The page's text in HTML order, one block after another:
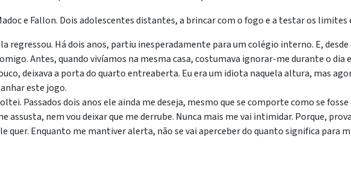
e Fallon. Dois adolescentes distantes, a brincar com o fogo e a testar os
regressou. Há dois anos, partiu inesperadamente para um colégio interno. E,
Antes, quando vivíamos na mesma casa, costumava ignorar-me durante o dia
deixava a porta do quarto entreaberta. Eu era um idiota naquela altura, mas
este jogo.
Passados dois anos ele ainda me deseja, mesmo que se comporte como se
assusta, nem vou deixar que me derrube. Nunca mais me vai intimidar. Porque,
quer. Enquanto me mantiver alerta, não se vai aperceber do quanto significa para